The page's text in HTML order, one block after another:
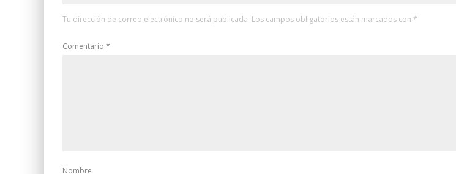
Tu dirección de correo electrónico no será publicada. Los campos obligatorios están marcados con *
Comentario *
Nombre